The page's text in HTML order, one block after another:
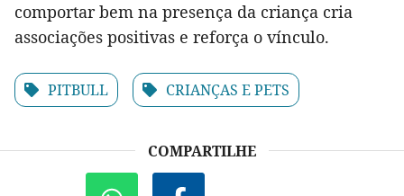
comportar bem na presença da criança cria
associações positivas e reforça o vínculo.
PITBULL CRIANÇAS E PETS
COMPARTILHE